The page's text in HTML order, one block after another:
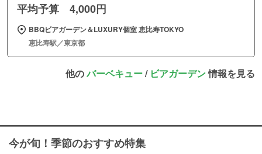
平均予算 4,000円
BBQビアガーデン＆LUXURY個室 恵比寿TOKYO
恵比寿駅／東京都
他のバーベキュー/ ビアガーデン情報を見る
今が旬！季節のおすすめ特集